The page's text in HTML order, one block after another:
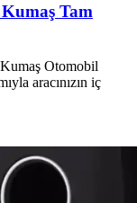
Tam
Otomobil
aracınızın iç